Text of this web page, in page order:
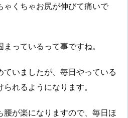
ゃくちゃお尻が伸びて痛いで
っているって事ですね。
いましたが、毎日やっている
れるようになります。
腰が楽になりますので、毎日ほ